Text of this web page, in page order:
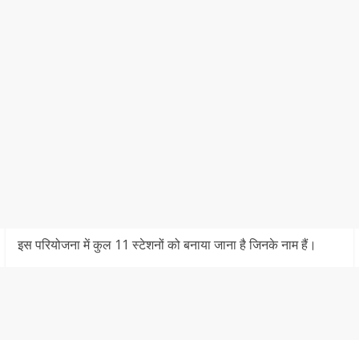
इस परियोजना में कुल 11 स्टेशनों को बनाया जाना‌ है जिनके नाम हैं।